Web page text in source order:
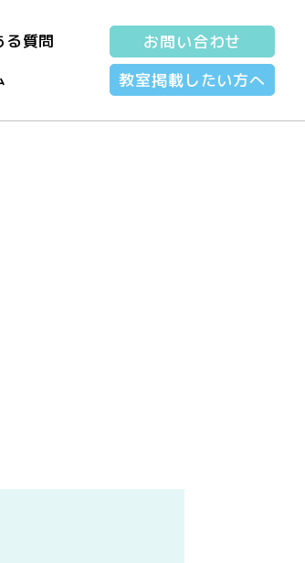
る質問
お問い合わせ
教室掲載したい方へ